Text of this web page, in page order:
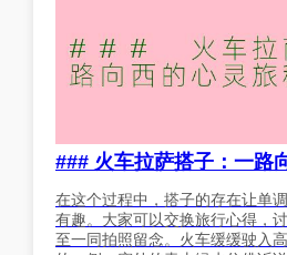
### 火车拉萨搭子：一路
在这个过程中，搭子的存在让单
有趣。大家可以交换旅行心得，
至一同拍照留念。火车缓缓驶入